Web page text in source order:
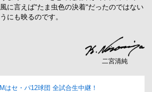
に言えば"たま虫色の決着"だったのではない
にも映るのです。
二宮清純
はセ・パ12球団 全試合生中継！